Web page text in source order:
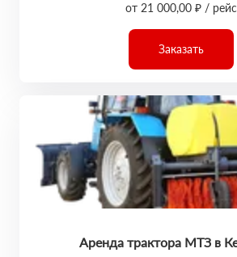
от 21 000,00 ₽ / рейс
Заказать
Аренда трактора МТЗ в